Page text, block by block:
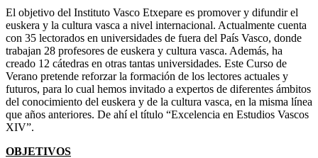
El objetivo del Instituto Vasco Etxepare es promover y difundir el
euskera y la cultura vasca a nivel internacional. Actualmente cuenta
con 35 lectorados en universidades de fuera del País Vasco, donde
trabajan 28 profesores de euskera y cultura vasca. Además, ha
creado 12 cátedras en otras tantas universidades. Este Curso de
Verano pretende reforzar la formación de los lectores actuales y
futuros, para lo cual hemos invitado a expertos de diferentes ámbitos
del conocimiento del euskera y de la cultura vasca, en la misma línea
que años anteriores. De ahí el título “Excelencia en Estudios Vascos
XIV”.
OBJETIVOS